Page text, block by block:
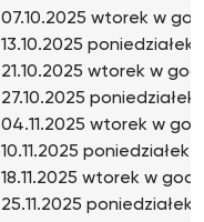
07.10.2025 wtorek w
13.10.2025 poniedziałek
21.10.2025 wtorek w
27.10.2025
04.11.2025 wtorek w
10.11.2025 poniedziałek
18.11.2025 wtorek w
25.11.2025 poniedziałek